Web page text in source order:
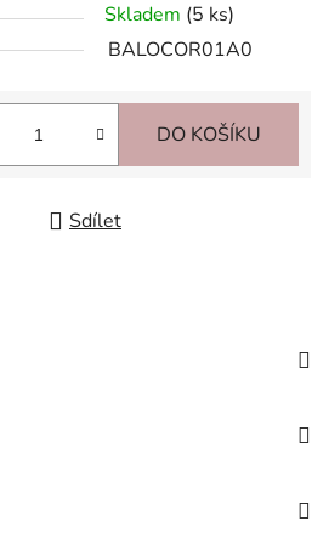
Skladem (5 ks)
BALOCOR01A0
DO KOŠÍKU
Sdílet